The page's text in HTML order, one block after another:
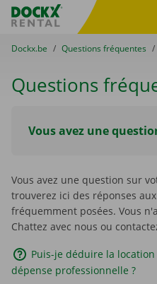
sitename
You are here:
du
Dockx.be to
Questions fréquentes
Questions
Vous avez une
Vous avez une question sur
trouverez ici des réponses
fréquemment posées. Vous
Chattez avec nous ou
Puis-je déduire la
dépense professionnelle ?